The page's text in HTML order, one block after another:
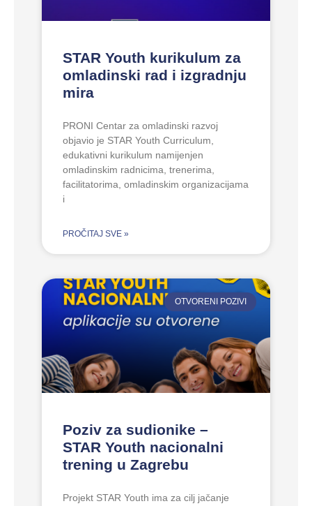
STAR Youth kurikulum za
omladinski rad i izgradnju
mira
PRONI Centar za omladinski razvoj
objavio je STAR Youth Curriculum,
edukativni kurikulum namijenjen
omladinskim radnicima, trenerima,
facilitatorima, omladinskim organizacijama
i
PROČITAJ SVE »
OTVORENI POZIVI
Poziv za sudionike –
STAR Youth nacionalni
trening u Zagrebu
Projekt STAR Youth ima za cilj jačanje